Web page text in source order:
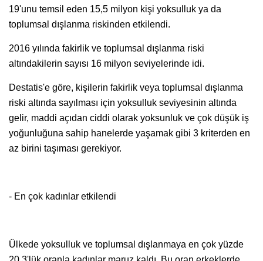
19'unu temsil eden 15,5 milyon kişi yoksulluk ya da
toplumsal dışlanma riskinden etkilendi.
2016 yılında fakirlik ve toplumsal dışlanma riski
altındakilerin sayısı 16 milyon seviyelerinde idi.
Destatis'e göre, kişilerin fakirlik veya toplumsal dışlanma
riski altında sayılması için yoksulluk seviyesinin altında
gelir, maddi açıdan ciddi olarak yoksunluk ve çok düşük iş
yoğunluğuna sahip hanelerde yaşamak gibi 3 kriterden en
az birini taşıması gerekiyor.
- En çok kadınlar etkilendi
Ülkede yoksulluk ve toplumsal dışlanmaya en çok yüzde